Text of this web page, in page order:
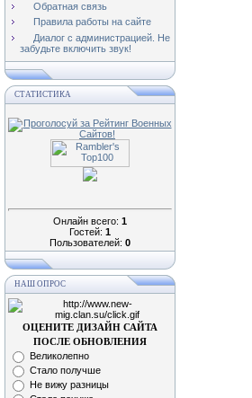
Обратная связь
Правила работы на сайте
Диалог с администрацией. Не
забудьте включить звук!
СТАТИСТИКА
Онлайн всего: 1
Гостей: 1
Пользователей: 0
НАШ ОПРОС
ОЦЕНИТЕ ДИЗАЙН САЙТА
ПОСЛЕ ОБНОВЛЕНИЯ
Великолепно
Стало получше
Не вижу разницы